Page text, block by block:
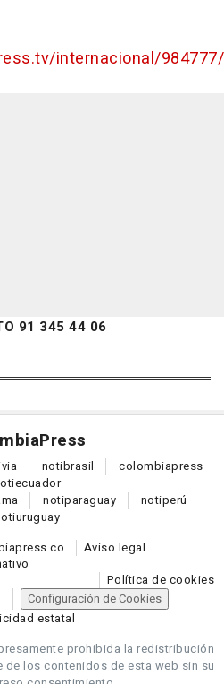
internacional/
91 345 44 06
Press
notibrasil colombiapress
ecuador
notiparaguay notiperú
uruguay
Aviso legal
Política de cookies
Configuración de Cookies
estatal
prohibida la redistribución
los contenidos de esta web sin su